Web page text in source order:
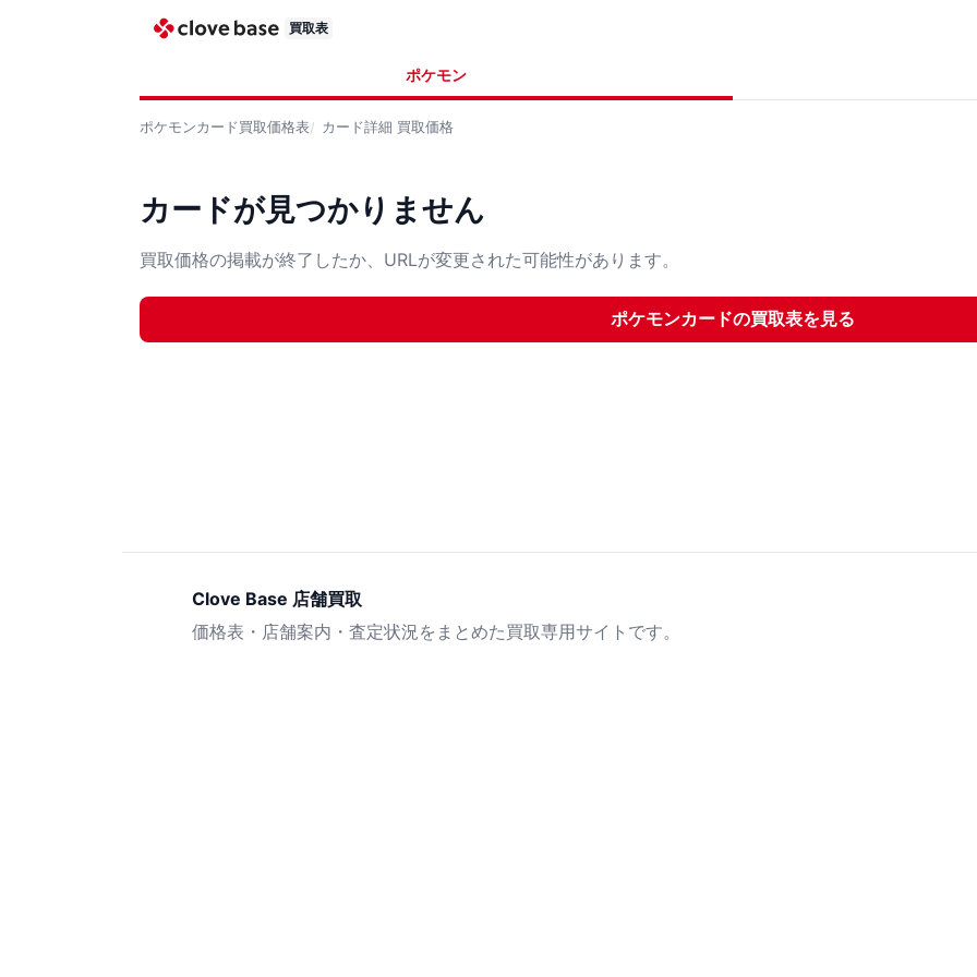
買取表
ポケモン
ポケモンカード買取価格表 カード詳細 買取価格
カードが見つかりません
買取価格の掲載が終了したか、URLが変更された可能性があります。
ポケモンカードの買取表を見る
Clove Base 店舗買取
価格表・店舗案内・査定状況をまとめた買取専用サイトです。